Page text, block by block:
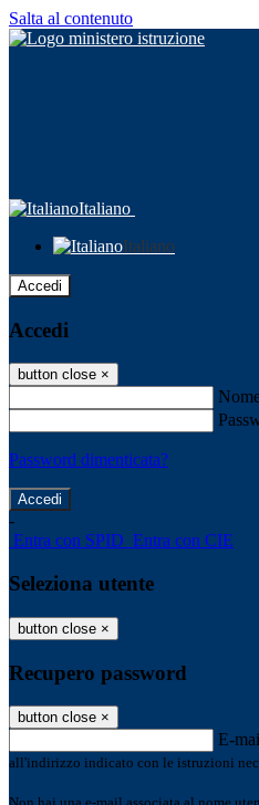
Salta al contenuto
Italiano
Italiano
Accedi
Accedi
button close ×
Password dimenticata?
-
Entra con SPID Entra con CIE
Seleziona utente
button close ×
Recupero password
button close ×
E-
all'indirizzo indicato con le istruzioni